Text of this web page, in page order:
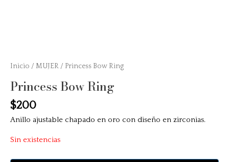
Inicio / MUJER / Princess Bow Ring
Princess Bow Ring
$200
Anillo ajustable chapado en oro con diseño en zirconias.
Sin existencias